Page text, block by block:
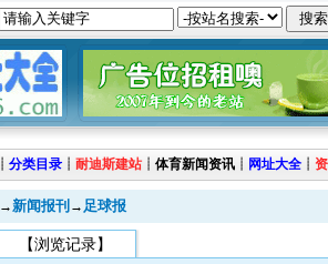
┊ 分类目录 ┊ 耐迪斯建站 ┊ 体育新闻资讯 ┊ 网址大全 ┊
→新闻报刊 → 足球报
【浏览记录】